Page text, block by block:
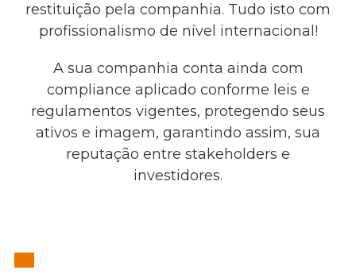
restituição pela companhia. Tudo isto com
profissionalismo de nível internacional!
A sua companhia conta ainda com
compliance aplicado conforme leis e
regulamentos vigentes, protegendo seus
ativos e imagem, garantindo assim, sua
reputação entre stakeholders e
investidores.